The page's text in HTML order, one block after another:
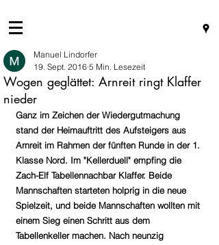
Wogen geglättet: Arnreit ringt Klaffer
nieder
Manuel Lindorfer
19. Sept. 2016 5 Min. Lesezeit
Ganz im Zeichen der Wiedergutmachung
stand der Heimauftritt des Aufsteigers aus
Arnreit im Rahmen der fünften Runde in der 1.
Klasse Nord. Im "Kellerduell" empfing die
Zach-Elf Tabellennachbar Klaffer. Beide
Mannschaften starteten holprig in die neue
Spielzeit, und beide Mannschaften wollten mit
einem Sieg einen Schritt aus dem
Tabellenkeller machen. Nach neunzig